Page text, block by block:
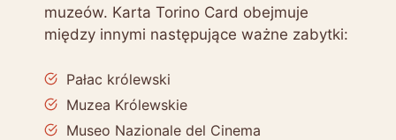
muzeów. Karta Torino Card obejmuje
między innymi następujące ważne zabytki:
Pałac królewski
Muzea Królewskie
Museo Nazionale del Cinema